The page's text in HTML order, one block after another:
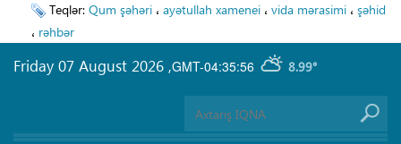
Teqlər: Qum şəhəri ، ayətullah xamenei ، vida mərasimi ، şəhid
، rəhbər
GMT-04:35:56 8.99°
Friday 07 August 2026 ,